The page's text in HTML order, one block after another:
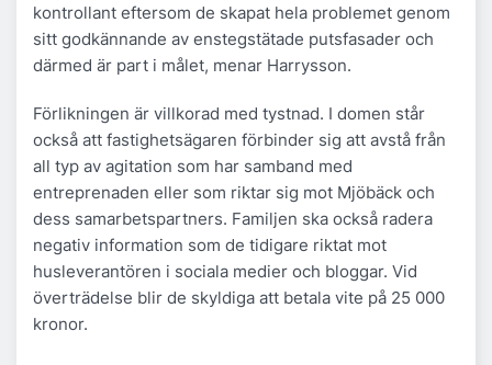
kontrollant eftersom de skapat hela problemet genom
sitt godkännande av enstegstätade putsfasader och
därmed är part i målet, menar Harrysson.
Förlikningen är villkorad med tystnad. I domen står
också att fastighetsägaren förbinder sig att avstå från
all typ av agitation som har samband med
entreprenaden eller som riktar sig mot Mjöbäck och
dess samarbetspartners. Familjen ska också radera
negativ information som de tidigare riktat mot
husleverantören i sociala medier och bloggar. Vid
överträdelse blir de skyldiga att betala vite på 25 000
kronor.